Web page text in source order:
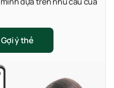
Gợi ý thẻ